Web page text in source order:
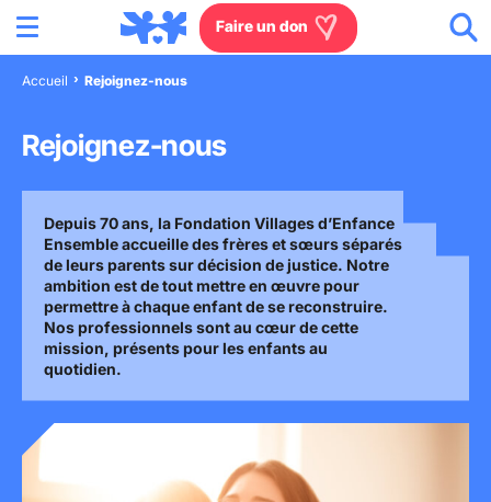
Aller à la recherche
Aller au pied de page
Faire un don
Actions dans le monde
Agissez à nos côtés
Actualités
Les villages d'enfants
Accueil Rejoignez-nous
Rejoignez-nous
Depuis 70 ans, la Fondation Villages d’Enfance
Ensemble accueille des frères et sœurs séparés
de leurs parents sur décision de justice. Notre
ambition est de tout mettre en œuvre pour
permettre à chaque enfant de se reconstruire.
Nos professionnels sont au cœur de cette
mission, présents pour les enfants au
quotidien.